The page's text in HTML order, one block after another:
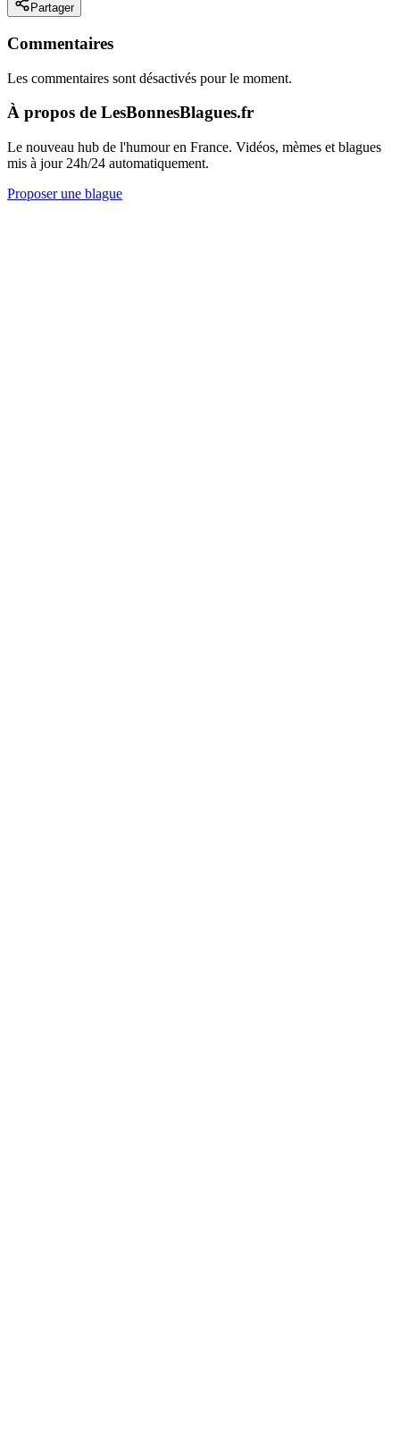
Partager
Commentaires
Les commentaires sont désactivés pour le moment.
À propos de LesBonnesBlagues.fr
Le nouveau hub de l'humour en France. Vidéos, mèmes et blagues
mis à jour 24h/24 automatiquement.
Proposer une blague